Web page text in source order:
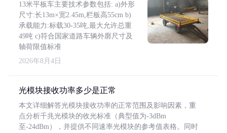
13米平板车主要技术参数包括: a)外形
尺寸:长13m×宽2.45m,栏板高55cm b)
承载能力:标载30-35吨,最大允许总重
49吨 c)符合国家道路车辆外廓尺寸及
轴荷限值标准
2026年8月4日
光模块接收功率多少是正常
本文详细解答光模块接收功率的正常范围及影响因素，重
点分析千兆光模块的收光标准（典型值为-3dBm
至-24dBm），并提供不同速率光模块的参考值表格。同时